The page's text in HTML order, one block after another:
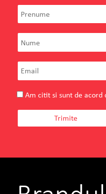
Florin Enache
Am citit si sunt de acord